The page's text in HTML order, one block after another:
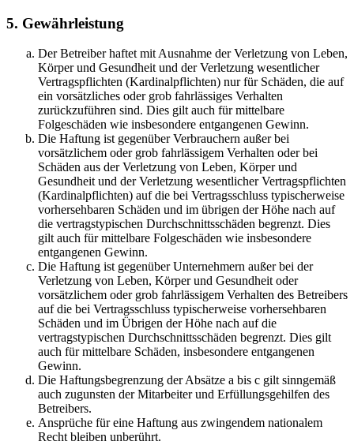
5. Gewährleistung
Der Betreiber haftet mit Ausnahme der Verletzung von Leben,
Körper und Gesundheit und der Verletzung wesentlicher
Vertragspflichten (Kardinalpflichten) nur für Schäden, die auf
ein vorsätzliches oder grob fahrlässiges Verhalten
zurückzuführen sind. Dies gilt auch für mittelbare
Folgeschäden wie insbesondere entgangenen Gewinn.
Die Haftung ist gegenüber Verbrauchern außer bei
vorsätzlichem oder grob fahrlässigem Verhalten oder bei
Schäden aus der Verletzung von Leben, Körper und
Gesundheit und der Verletzung wesentlicher Vertragspflichten
(Kardinalpflichten) auf die bei Vertragsschluss typischerweise
vorhersehbaren Schäden und im übrigen der Höhe nach auf
die vertragstypischen Durchschnittsschäden begrenzt. Dies
gilt auch für mittelbare Folgeschäden wie insbesondere
entgangenen Gewinn.
Die Haftung ist gegenüber Unternehmern außer bei der
Verletzung von Leben, Körper und Gesundheit oder
vorsätzlichem oder grob fahrlässigem Verhalten des Betreibers
auf die bei Vertragsschluss typischerweise vorhersehbaren
Schäden und im Übrigen der Höhe nach auf die
vertragstypischen Durchschnittsschäden begrenzt. Dies gilt
auch für mittelbare Schäden, insbesondere entgangenen
Gewinn.
Die Haftungsbegrenzung der Absätze a bis c gilt sinngemäß
auch zugunsten der Mitarbeiter und Erfüllungsgehilfen des
Betreibers.
Ansprüche für eine Haftung aus zwingendem nationalem
Recht bleiben unberührt.